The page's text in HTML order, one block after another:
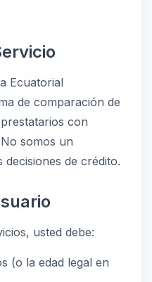
Ecuatorial
de comparación de
con
somos un
de crédito.
usted debe:
(o la edad legal en